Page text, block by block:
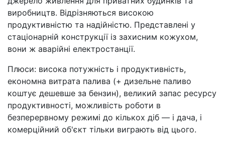
виробництв. Відрізняються високою
продуктивністю та надійністю. Представлені у
стаціонарній конструкції із захисним кожухом,
вони ж аварійні електростанції.
Плюси: висока потужність і продуктивність,
економна витрата палива (+ дизельне паливо
коштує дешевше за бензин), великий запас ресурсу
продуктивності, можливість роботи в
безперервному режимі до кількох діб — і дача, і
комерційний об'єкт тільки виграють від цього.